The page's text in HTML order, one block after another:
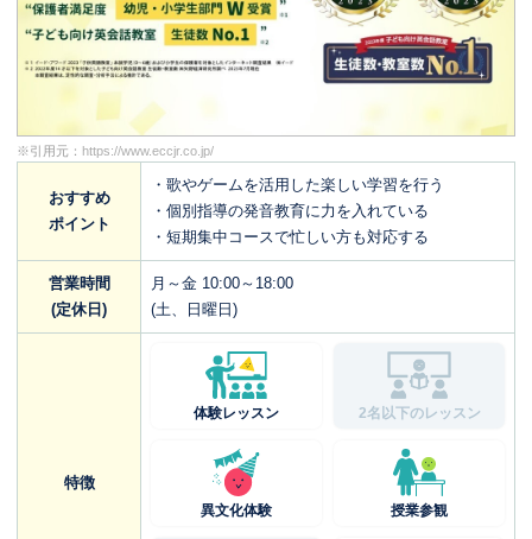
※引用元： https://www.eccjr.co.jp/
おすすめ
ポイント
・歌やゲームを活用した楽しい学習を行う
・個別指導の発音教育に力を入れている
・短期集中コースで忙しい方も対応する
営業時間
(定休日)
月～金 10:00～18:00
(土、日曜日)
特徴
体験レッスン 2名以下のレッスン
異文化体験 授業参観